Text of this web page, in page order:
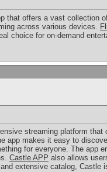
that offers a vast collection
across various devices.
choice for on-demand
streaming platform
app makes it easy to
for everyone. The app
Castle APP also allows
extensive catalog, Castle